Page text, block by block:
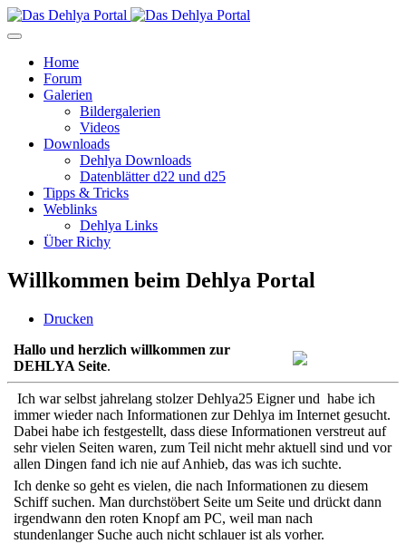
Home
Forum
Galerien
Bildergalerien
Videos
Downloads
Dehlya Downloads
Datenblätter d22 und d25
Tipps & Tricks
Weblinks
Dehlya Links
Über Richy
Willkommen beim Dehlya Portal
Drucken
Hallo und herzlich willkommen zur
DEHLYA Seite.
Ich war selbst jahrelang stolzer Dehlya25 Eigner und habe ich
immer wieder nach Informationen zur Dehlya im Internet gesucht.
Dabei habe ich festgestellt, dass diese Informationen verstreut auf
sehr vielen Seiten waren, zum Teil nicht mehr aktuell sind und vor
allen Dingen fand ich nie auf Anhieb, das was ich suchte.
Ich denke so geht es vielen, die nach Informationen zu diesem
Schiff suchen. Man durchstöbert Seite um Seite und drückt dann
irgendwann den roten Knopf am PC, weil man nach
stundenlanger Suche auch nicht schlauer ist als vorher.